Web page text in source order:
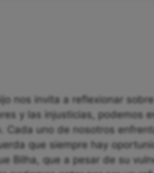
nos invita a reflexionar
y las injusticias, podemos
Cada uno de nosotros
que siempre hay
Bilha, que a pesar de su